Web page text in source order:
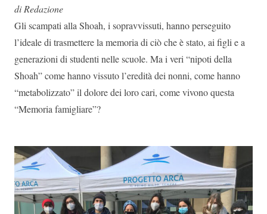
di Redazione
Gli scampati alla Shoah, i sopravvissuti, hanno perseguito
l’ideale di trasmettere la memoria di ciò che è stato, ai figli e a
generazioni di studenti nelle scuole. Ma i veri “nipoti della
Shoah” come hanno vissuto l’eredità dei nonni, come hanno
“metabolizzato” il dolore dei loro cari, come vivono questa
“Memoria famigliare”?